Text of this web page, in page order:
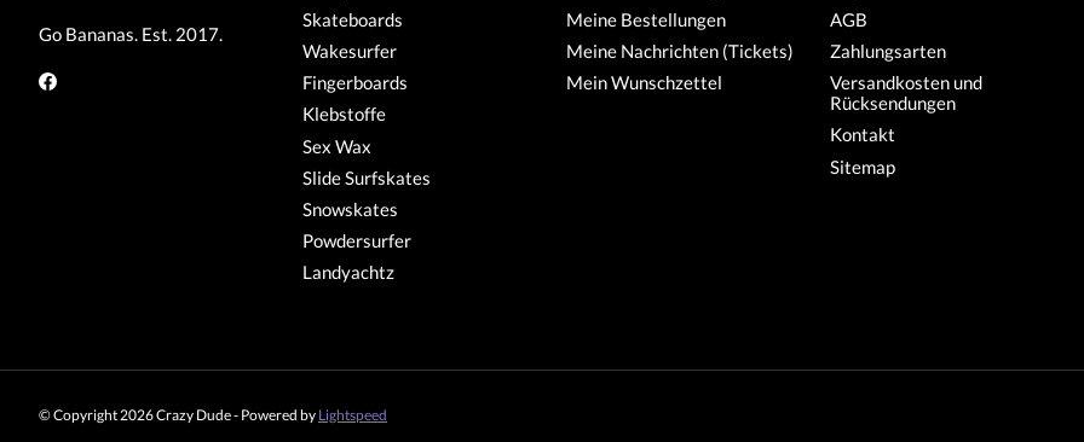
Go Bananas. Est. 2017.
Skateboards
Wakesurfer
Fingerboards
Klebstoffe
Sex Wax
Slide Surfskates
Snowskates
Powdersurfer
Landyachtz
Meine Bestellungen
Meine Nachrichten (Tickets)
Mein Wunschzettel
AGB
Zahlungsarten
Versandkosten und
Rücksendungen
Kontakt
Sitemap
© Copyright 2026 Crazy Dude - Powered by Lightspeed